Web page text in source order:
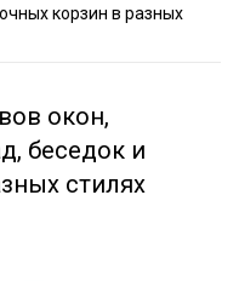
корзин в разных
окон,
беседок и
стилях